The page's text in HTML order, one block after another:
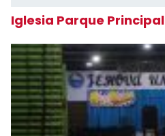
Iglesia Parque Principal